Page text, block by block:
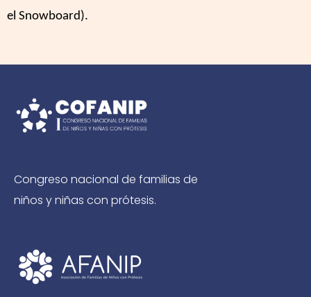
el Snowboard).
Congreso nacional de familias de
niños y niñas con prótesis.